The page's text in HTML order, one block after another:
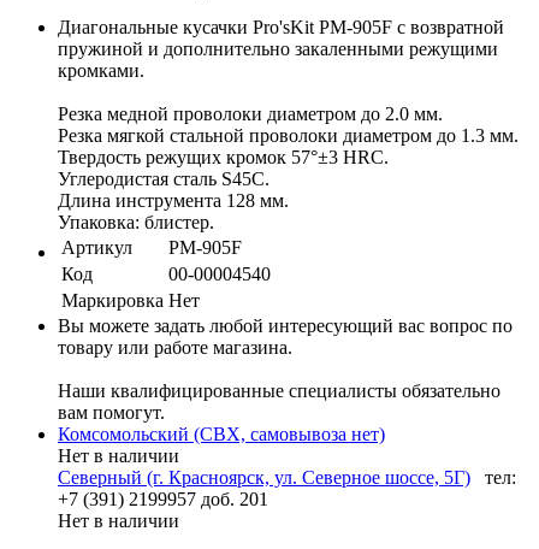
Диагональные кусачки Pro'sKit PM-905F с возвратной
пружиной и дополнительно закаленными режущими
кромками.
Резка медной проволоки диаметром до 2.0 мм.
Резка мягкой стальной проволоки диаметром до 1.3 мм.
Твердость режущих кромок 57°±3 HRC.
Углеродистая сталь S45C.
Длина инструмента 128 мм.
Упаковка: блистер.
Артикул
PM-905F
Код
00-00004540
Маркировка Нет
Вы можете задать любой интересующий вас вопрос по
товару или работе магазина.
Наши квалифицированные специалисты обязательно
вам помогут.
Комсомольский (СВХ, самовывоза нет)
Нет в наличии
Северный (г. Красноярск, ул. Северное шоссе, 5Г)
тел:
+7 (391) 2199957 доб. 201
Нет в наличии